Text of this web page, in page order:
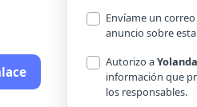
Envíame un
anuncio sobre
Autorizo a
información que
los responsables.